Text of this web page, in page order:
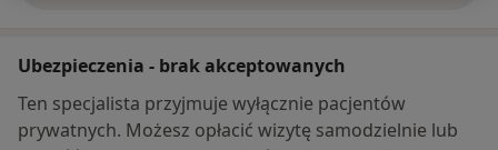
Ubezpieczenia - brak akceptowanych
Ten specjalista przyjmuje wyłącznie pacjentów
prywatnych. Możesz opłacić wizytę samodzielnie lub